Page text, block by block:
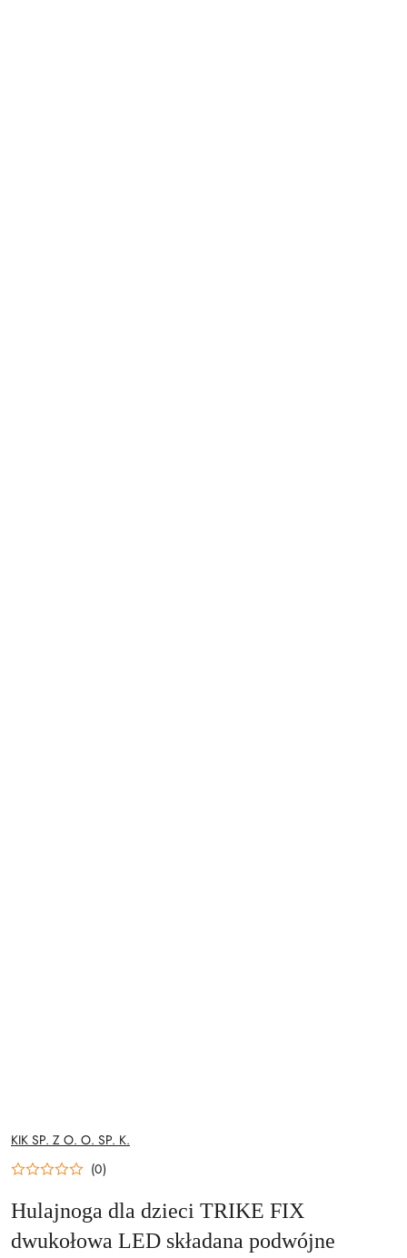
NAZWA
PRODUCENTA:
KIK SP. Z O. O. SP. K.
(0)
Hulajnoga dla dzieci TRIKE FIX
dwukołowa LED składana podwójne